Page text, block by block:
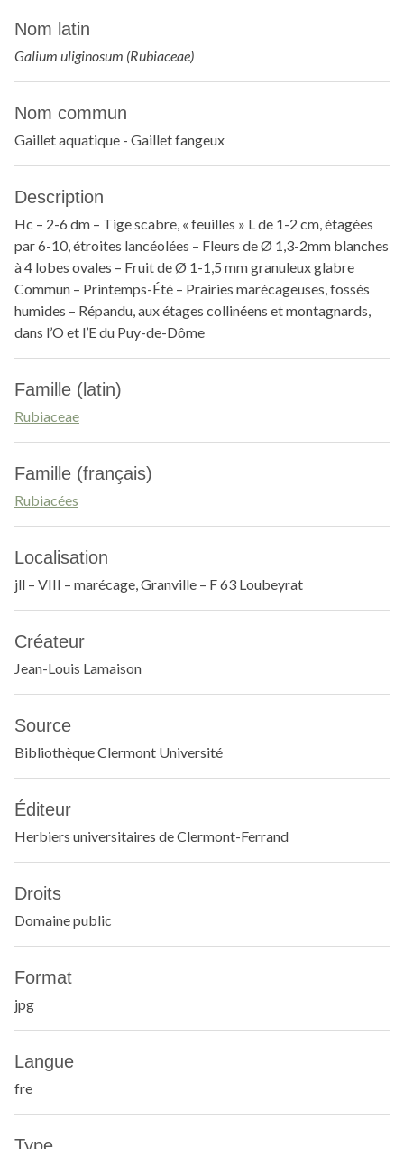
Nom latin
Galium uliginosum (Rubiaceae)
Nom commun
Gaillet aquatique - Gaillet fangeux
Description
Hc – 2-6 dm – Tige scabre, « feuilles » L de 1-2 cm, étagées
par 6-10, étroites lancéolées – Fleurs de Ø 1,3-2mm blanches
à 4 lobes ovales – Fruit de Ø 1-1,5 mm granuleux glabre
Commun – Printemps-Été – Prairies marécageuses, fossés
humides – Répandu, aux étages collinéens et montagnards,
dans l’O et l’E du Puy-de-Dôme
Famille (latin)
Rubiaceae
Famille (français)
Rubiacées
Localisation
jll – VIII – marécage, Granville – F 63 Loubeyrat
Créateur
Jean-Louis Lamaison
Source
Bibliothèque Clermont Université
Éditeur
Herbiers universitaires de Clermont-Ferrand
Droits
Domaine public
Format
jpg
Langue
fre